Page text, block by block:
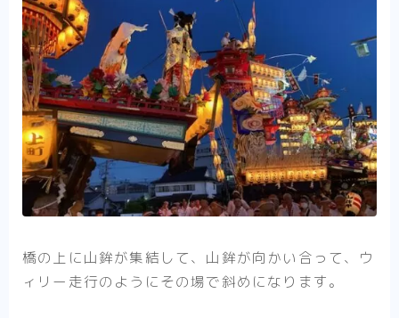
橋の上に山鉾が集結して、山鉾が向かい合って、ウ
ィリー走行のようにその場で斜めになります。